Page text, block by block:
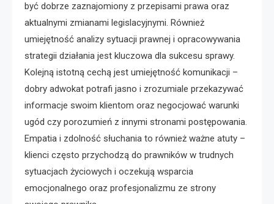
być dobrze zaznajomiony z przepisami prawa oraz
aktualnymi zmianami legislacyjnymi. Również
umiejętność analizy sytuacji prawnej i opracowywania
strategii działania jest kluczowa dla sukcesu sprawy.
Kolejną istotną cechą jest umiejętność komunikacji –
dobry adwokat potrafi jasno i zrozumiale przekazywać
informacje swoim klientom oraz negocjować warunki
ugód czy porozumień z innymi stronami postępowania.
Empatia i zdolność słuchania to również ważne atuty –
klienci często przychodzą do prawników w trudnych
sytuacjach życiowych i oczekują wsparcia
emocjonalnego oraz profesjonalizmu ze strony